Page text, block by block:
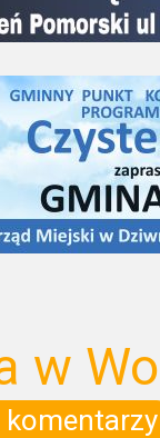
w
komentarzy